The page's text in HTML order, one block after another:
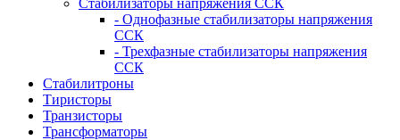
Стабилизаторы напряжения ССК
- Однофазные стабилизаторы напряжения
ССК
- Трехфазные стабилизаторы напряжения
ССК
Стабилитроны
Тиристоры
Транзисторы
Трансформаторы